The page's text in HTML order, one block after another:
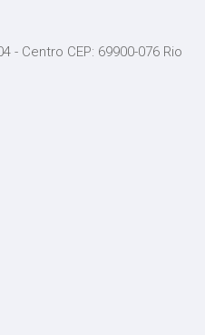
- Centro CEP: 69900-076 Rio